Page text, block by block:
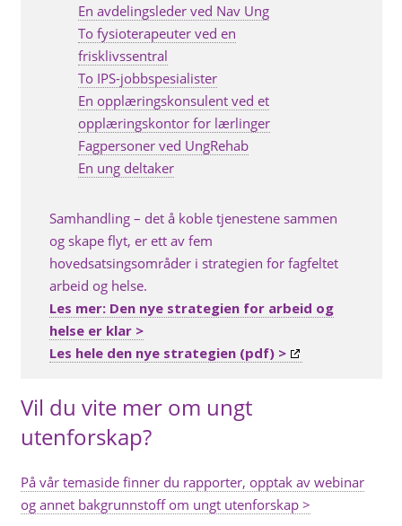
En avdelingsleder ved Nav Ung
To fysioterapeuter ved en
frisklivssentral
To IPS-jobbspesialister
En opplæringskonsulent ved et
opplæringskontor for lærlinger
Fagpersoner ved UngRehab
En ung deltaker
Samhandling – det å koble tjenestene sammen
og skape flyt, er ett av fem
hovedsatsingsområder i strategien for fagfeltet
arbeid og helse.
Les mer: Den nye strategien for arbeid og
helse er klar >
Les hele den nye strategien (pdf) >
Vil du vite mer om ungt
utenforskap?
På vår temaside finner du rapporter, opptak av webinar
og annet bakgrunnstoff om ungt utenforskap >